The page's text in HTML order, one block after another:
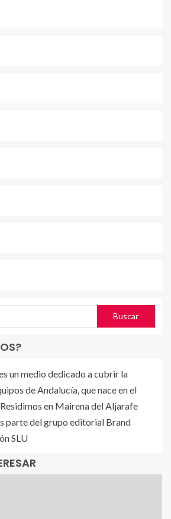
un medio dedicado a cubrir la
de Andalucía, que nace en el
en Mairena del Aljarafe
parte del grupo editorial Brand
SLU